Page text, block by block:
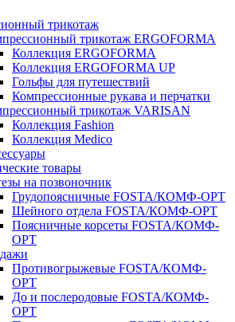
трикотаж
трикотаж ERGOFORMA
Коллекция ERGOFORMA
Коллекция ERGOFORMA UP
Гольфы для путешествий
Компрессионные рукава и перчатки
трикотаж VARISAN
Коллекция Fashion
Коллекция Medico
товары
на позвоночник
Грудопоясничные FOSTA/КОМФ-ОРТ
Шейного отдела FOSTA/КОМФ-ОРТ
Поясничные корсеты FOSTA/КОМФ-
ОРТ
Противогрыжевые FOSTA/КОМФ-
ОРТ
До и послеродовые FOSTA/КОМФ-
ОРТ